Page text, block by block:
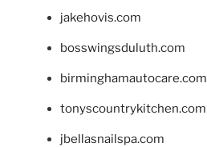
jakehovis.com
bosswingsduluth.com
birminghamautocare.com
tonyscountrykitchen.com
jbellasnailspa.com